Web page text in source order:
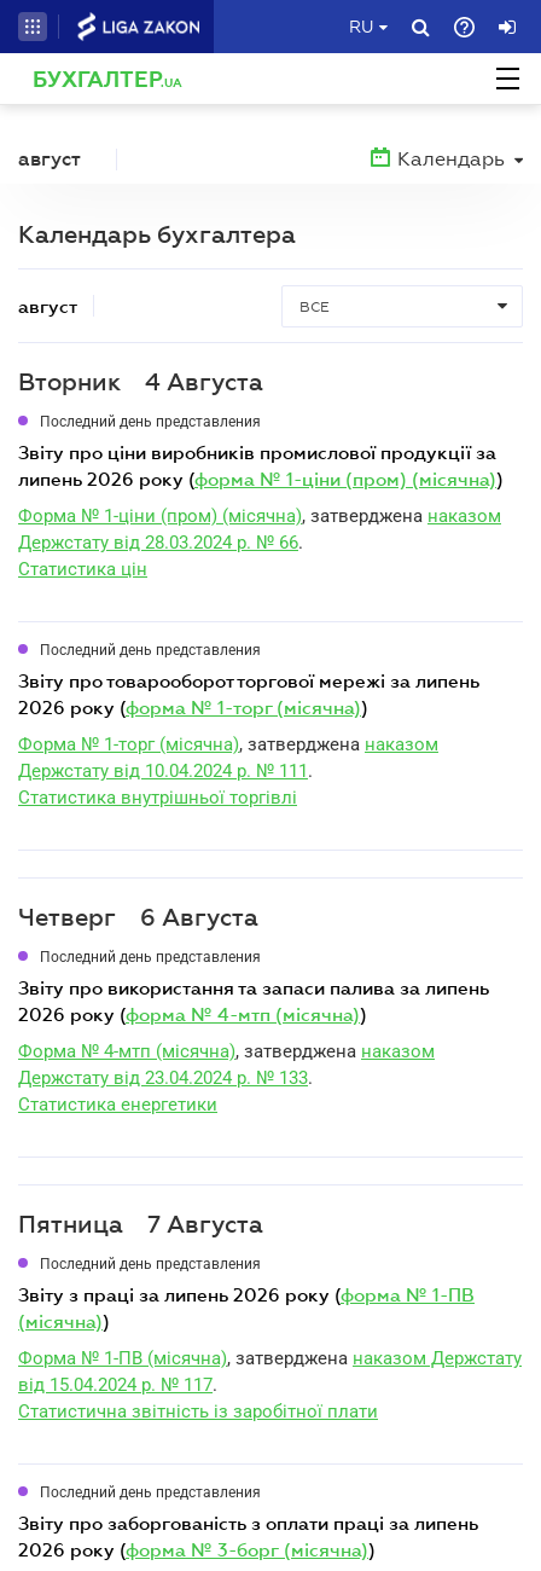
RU
БУХГАЛТЕР.UA
август Календарь
Календарь бухгалтера
август ВСЕ
Вторник 4 Августа
Последний день представления
звіту про ціни виробників промислової продукції за
липень 2026 року (форма № 1-ціни (пром) (місячна))
Форма № 1-ціни (пром) (місячна), затверджена наказом
Держстату від 28.03.2024 р. № 66.
Статистика цін
Последний день представления
звіту про товарооборот торгової мережі за липень
2026 року (форма № 1-торг (місячна))
Форма № 1-торг (місячна), затверджена наказом
Держстату від 10.04.2024 р. № 111.
Статистика внутрішньої торгівлі
Четверг 6 Августа
Последний день представления
звіту про використання та запаси палива за липень
2026 року (форма № 4-мтп (місячна))
Форма № 4-мтп (місячна), затверджена наказом
Держстату від 23.04.2024 р. № 133.
Статистика енергетики
Пятница 7 Августа
Последний день представления
звіту з праці за липень 2026 року (форма № 1-ПВ
(місячна))
Форма № 1-ПВ (місячна), затверджена наказом Держстату
від 15.04.2024 р. № 117.
Статистична звітність із заробітної плати
Последний день представления
звіту про заборгованість з оплати праці за липень
2026 року (форма № 3-борг (місячна))